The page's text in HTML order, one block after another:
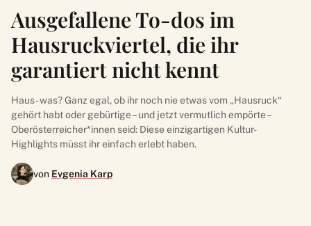
Ausgefallene To-dos im
Hausruckviertel, die ihr
garantiert nicht kennt
Haus- was? Ganz egal, ob ihr noch nie etwas vom „Hausruck“
gehört habt oder gebürtige – und jetzt vermutlich empörte –
Oberösterreicher*innen seid: Diese einzigartigen Kultur-
Highlights müsst ihr einfach erlebt haben.
von Evgenia Karp